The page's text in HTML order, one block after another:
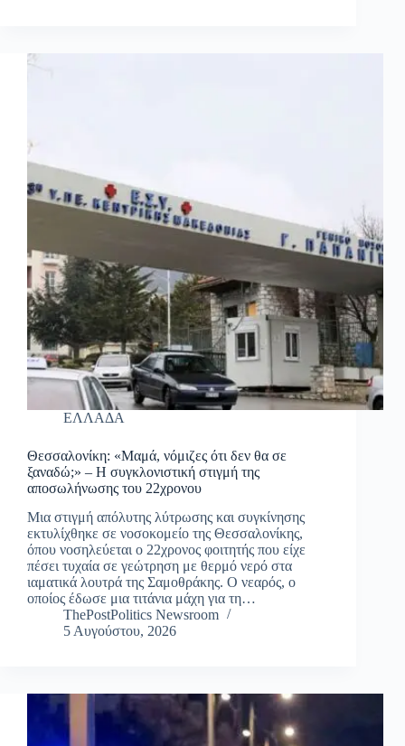
ΕΛΛΑΔΑ
Θεσσαλονίκη: «Μαμά, νόμιζες ότι δεν θα σε
ξαναδώ;» – Η συγκλονιστική στιγμή της
αποσωλήνωσης του 22χρονου
Μια στιγμή απόλυτης λύτρωσης και συγκίνησης
εκτυλίχθηκε σε νοσοκομείο της Θεσσαλονίκης,
όπου νοσηλεύεται ο 22χρονος φοιτητής που είχε
πέσει τυχαία σε γεώτρηση με θερμό νερό στα
ιαματικά λουτρά της Σαμοθράκης. Ο νεαρός, ο
οποίος έδωσε μια τιτάνια μάχη για τη…
ThePostPolitics Newsroom
5 Αυγούστου, 2026